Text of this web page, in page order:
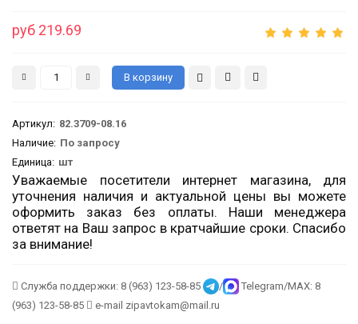
руб 219.69
Артикул: 82.3709-08.16
Наличие: По запросу
Единица: шт
Уважаемые посетители интернет магазина, для
уточнения наличия и актуальной цены вы можете
оформить заказ без оплаты. Наши менеджера
ответят на Ваш запрос в кратчайшие сроки. Спасибо
за внимание!
Служба поддержки: 8 (963) 123-58-85 /
Telegram/MAX: 8
(963) 123-58-85
e-mail zipavtokam@mail.ru